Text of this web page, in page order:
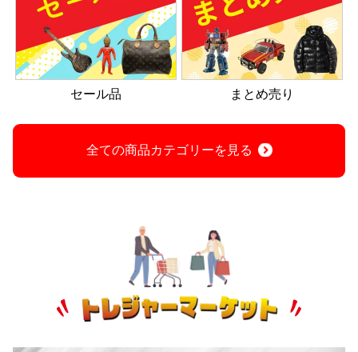
セール品 まとめ売り
全ての商品カテゴリーを見る